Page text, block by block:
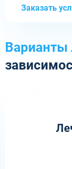
Заказать
Варианты